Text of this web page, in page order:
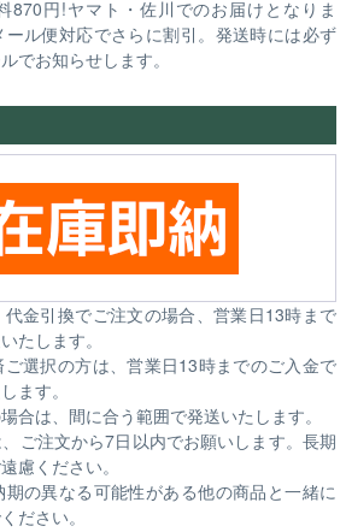
870円!ヤマト・佐川でのお届けとなりま
ル便対応でさらに割引。発送時には必ず
でお知らせします。
金引換でご注文の場合、営業日13時まで
たします。
選択の方は、営業日13時までのご入金で
ます。
合は、間に合う範囲で発送いたします。
ご注文から7日以内でお願いします。長期
慮ください。
の異なる可能性がある他の商品と一緒に
ださい。